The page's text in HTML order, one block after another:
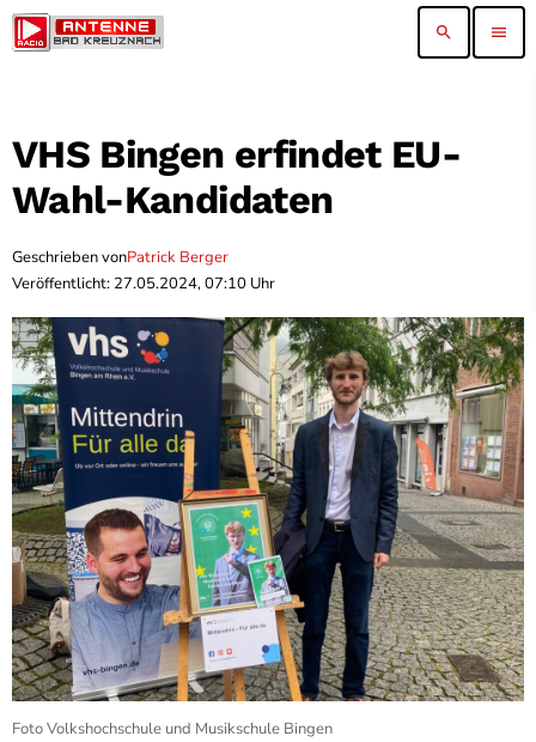
search menu
VHS Bingen erfindet EU-
Wahl-Kandidaten
Geschrieben vonPatrick Berger
Veröffentlicht: 27.05.2024, 07:10 Uhr
Foto Volkshochschule und Musikschule Bingen